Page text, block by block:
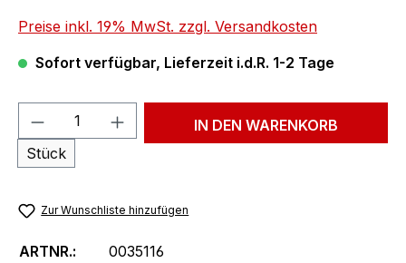
Preise inkl. 19% MwSt. zzgl. Versandkosten
Sofort verfügbar, Lieferzeit i.d.R. 1-2 Tage
Produkt Anzahl: Gib den
Stück
IN DEN WARENKORB
Zur Wunschliste hinzufügen
ARTNR.:
0035116